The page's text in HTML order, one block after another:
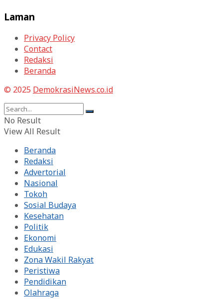
Laman
Privacy Policy
Contact
Redaksi
Beranda
© 2025 DemokrasiNews.co.id
No Result
View All Result
Beranda
Redaksi
Advertorial
Nasional
Tokoh
Sosial Budaya
Kesehatan
Politik
Ekonomi
Edukasi
Zona Wakil Rakyat
Peristiwa
Pendidikan
Olahraga